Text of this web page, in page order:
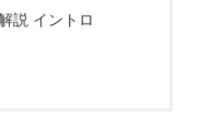
説 イントロ